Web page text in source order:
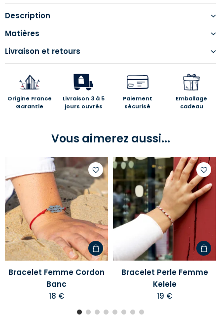
Description
Matières
Livraison et retours
Origine France
Garantie
Livraison 3 à 5
jours ouvrés
Paiement
sécurisé
Emballage
cadeau
Vous aimerez aussi...
Ajouter
à
votre
liste
d'envies
Bracelet Femme Cordon
Banc
18 €
à
votre
liste
Bracelet Perle Femme
Kelele
19 €